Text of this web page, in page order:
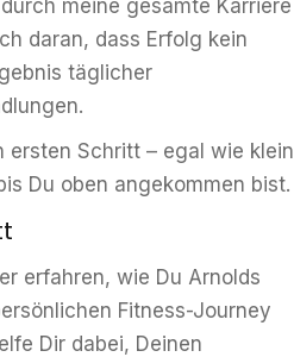
meine gesamte Karriere
daran, dass Erfolg kein
täglicher
ersten Schritt – egal wie klein
Du oben angekommen bist.
erfahren, wie Du Arnolds
Fitness-Journey
Dir dabei, Deinen